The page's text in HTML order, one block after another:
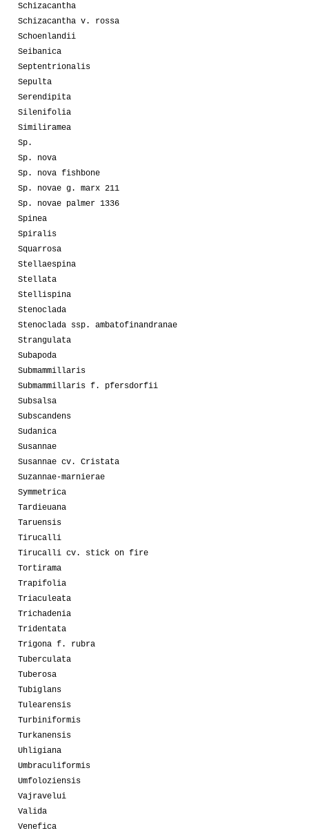
Schizacantha
Schizacantha v. rossa
Schoenlandii
Seibanica
Septentrionalis
Sepulta
Serendipita
Silenifolia
Similiramea
Sp.
Sp. nova
Sp. nova fishbone
Sp. novae g. marx 211
Sp. novae palmer 1336
Spinea
Spiralis
Squarrosa
Stellaespina
Stellata
Stellispina
Stenoclada
Stenoclada ssp. ambatofinandranae
Strangulata
Subapoda
Submammillaris
Submammillaris f. pfersdorfii
Subsalsa
Subscandens
Sudanica
Susannae
Susannae cv. Cristata
Suzannae-marnierae
Symmetrica
Tardieuana
Taruensis
Tirucalli
Tirucalli cv. stick on fire
Tortirama
Trapifolia
Triaculeata
Trichadenia
Tridentata
Trigona f. rubra
Tuberculata
Tuberosa
Tubiglans
Tulearensis
Turbiniformis
Turkanensis
Uhligiana
Umbraculiformis
Umfoloziensis
Vajravelui
Valida
Venefica